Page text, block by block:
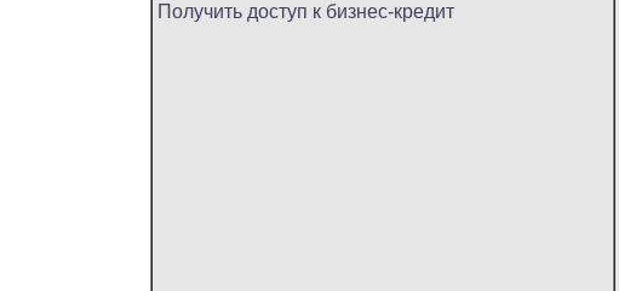
Получить доступ к бизнес-кредит